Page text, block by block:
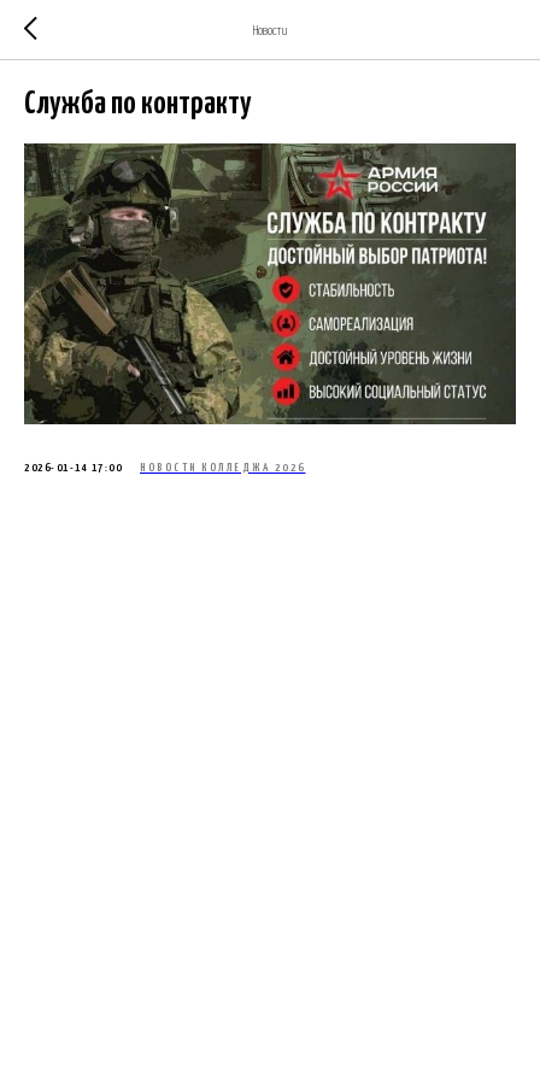
Новости
Служба по контракту
2026-01-14 17:00 НОВОСТИ КОЛЛЕДЖА 2026